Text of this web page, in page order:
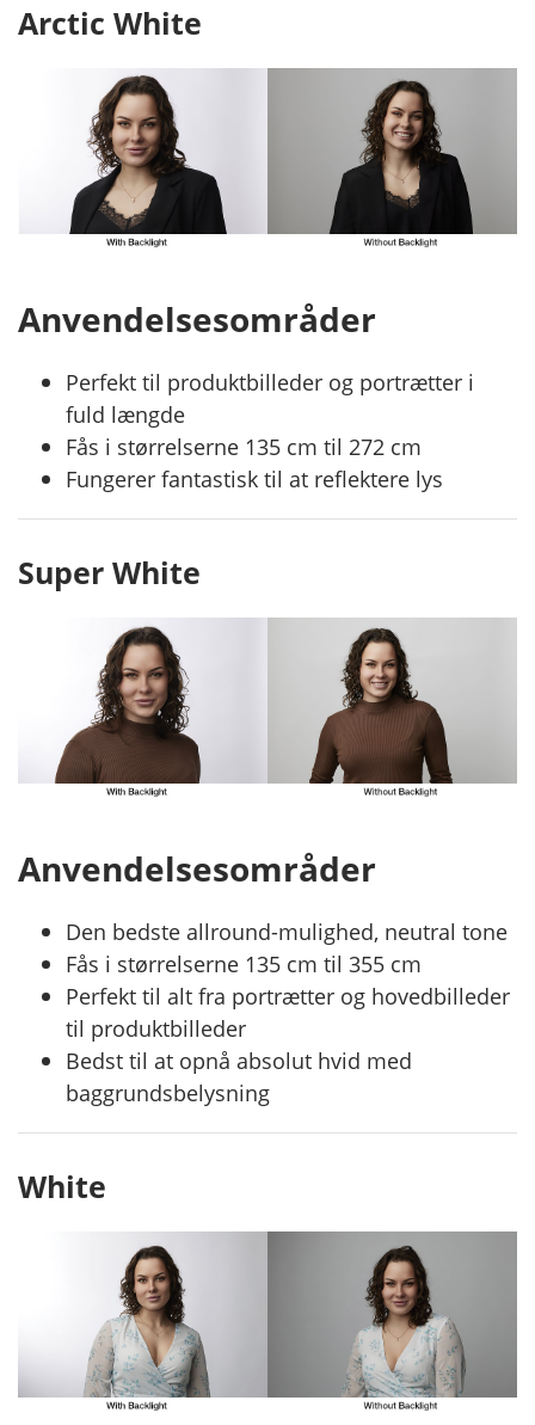
Arctic White
Anvendelsesområder
Perfekt til produktbilleder og portrætter i
fuld længde
Fås i størrelserne 135 cm til 272 cm
Fungerer fantastisk til at reflektere lys
Super White
Anvendelsesområder
Den bedste allround-mulighed, neutral tone
Fås i størrelserne 135 cm til 355 cm
Perfekt til alt fra portrætter og hovedbilleder
til produktbilleder
Bedst til at opnå absolut hvid med
baggrundsbelysning
White